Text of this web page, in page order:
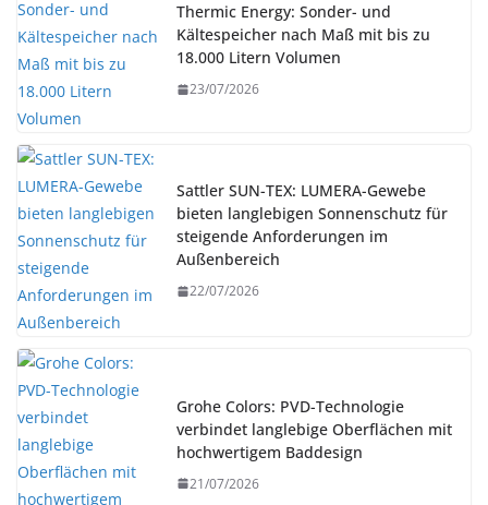
Thermic Energy: Sonder- und
Kältespeicher nach Maß mit bis zu
18.000 Litern Volumen
23/07/2026
Sattler SUN-TEX: LUMERA-Gewebe
bieten langlebigen Sonnenschutz für
steigende Anforderungen im
Außenbereich
22/07/2026
Grohe Colors: PVD-Technologie
verbindet langlebige Oberflächen mit
hochwertigem Baddesign
21/07/2026